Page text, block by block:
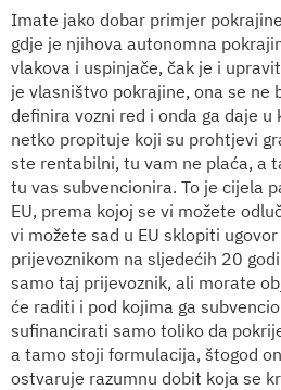
Imate jako dobar primjer
gdje je njihova autonomna
vlakova i uspinjače, čak je i
je vlasništvo pokrajine, ona se ne
definira vozni red i onda ga daje u
netko propituje koji su prohtjevi
ste rentabilni, tu vam ne plaća, a
tu vas subvencionira. To je cijela
EU, prema kojoj se vi možete
vi možete sad u EU sklopiti
prijevoznikom na sljedećih 20
samo taj prijevoznik, ali morate
će raditi i pod kojima ga
sufinancirati samo toliko da
a tamo stoji formulacija, štogod
ostvaruje razumnu dobit koja se